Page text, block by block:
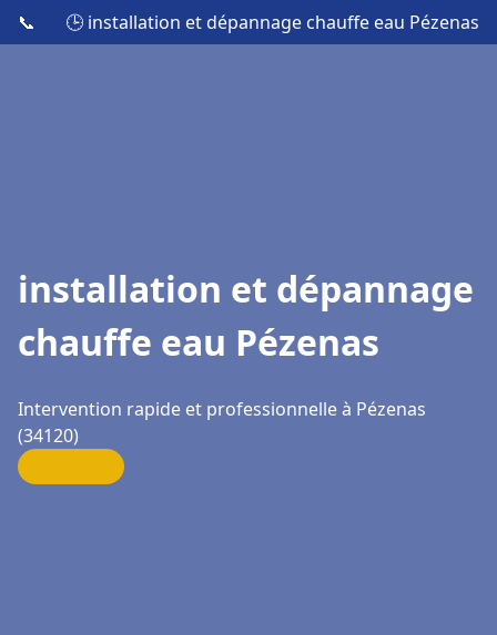
📞 🕒 installation et dépannage chauffe eau Pézenas
installation et dépannage
chauffe eau Pézenas
Intervention rapide et professionnelle à Pézenas
(34120)